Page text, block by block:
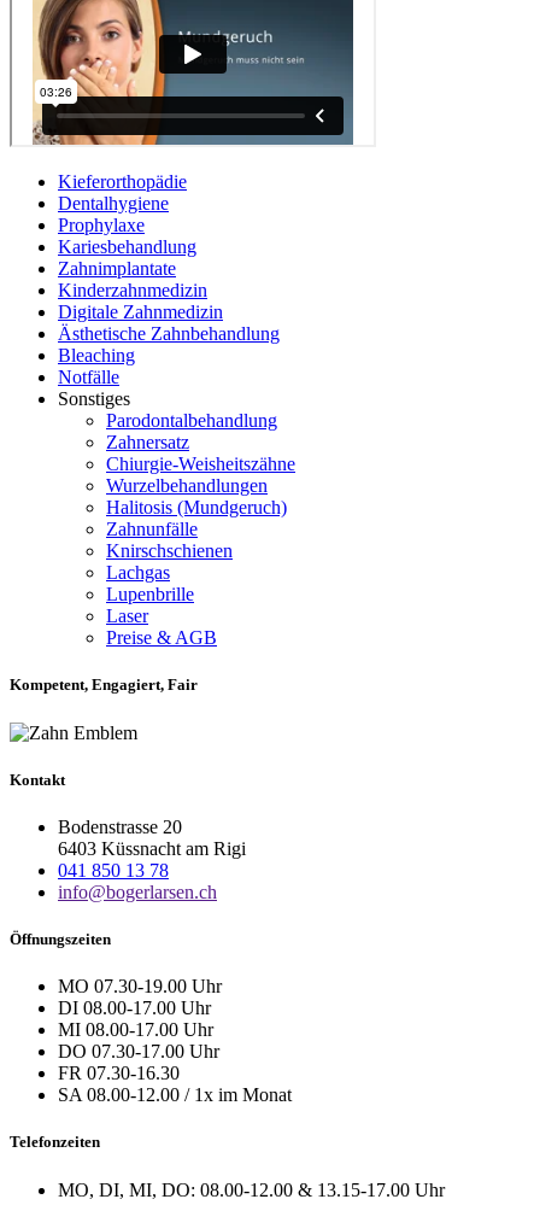
Kieferorthopädie
Dentalhygiene
Prophylaxe
Kariesbehandlung
Zahnimplantate
Kinderzahnmedizin
Digitale Zahnmedizin
Ästhetische Zahnbehandlung
Bleaching
Notfälle
Sonstiges
Parodontalbehandlung
Zahnersatz
Chiurgie-Weisheitszähne
Wurzelbehandlungen
Halitosis (Mundgeruch)
Zahnunfälle
Knirschschienen
Lachgas
Lupenbrille
Laser
Preise & AGB
Kompetent, Engagiert, Fair
Kontakt
Bodenstrasse 20
6403 Küssnacht am Rigi
041 850 13 78
info@bogerlarsen.ch
Öffnungszeiten
MO 07.30-19.00 Uhr
DI 08.00-17.00 Uhr
MI 08.00-17.00 Uhr
DO 07.30-17.00 Uhr
FR 07.30-16.30
SA 08.00-12.00 / 1x im Monat
Telefonzeiten
MO, DI, MI, DO: 08.00-12.00 & 13.15-17.00 Uhr